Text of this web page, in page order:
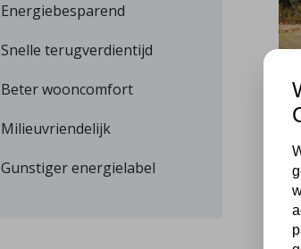
Energiebesparend
Snelle terugverdientijd
Beter wooncomfort
Milieuvriendelijk
Gunstiger energielabel